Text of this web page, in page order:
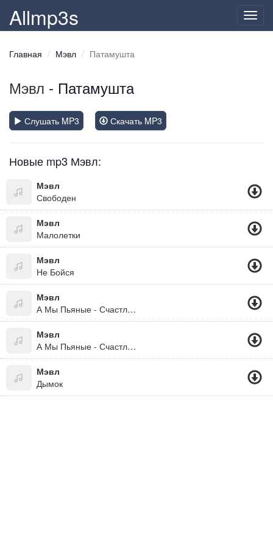
Allmp3s
Главная Мэвл Патамушта
Мэвл - Патамушта
Слушать MP3 Скачать MP3
Новые mp3 Мэвл:
Мэвл
Свободен
Мэвл
Малолетки
Мэвл
Не Бойся
Мэвл
А Мы Пьяные - Счастливые
Мэвл
А Мы Пьяные - Счастливые 2019
Мэвл
Дымок